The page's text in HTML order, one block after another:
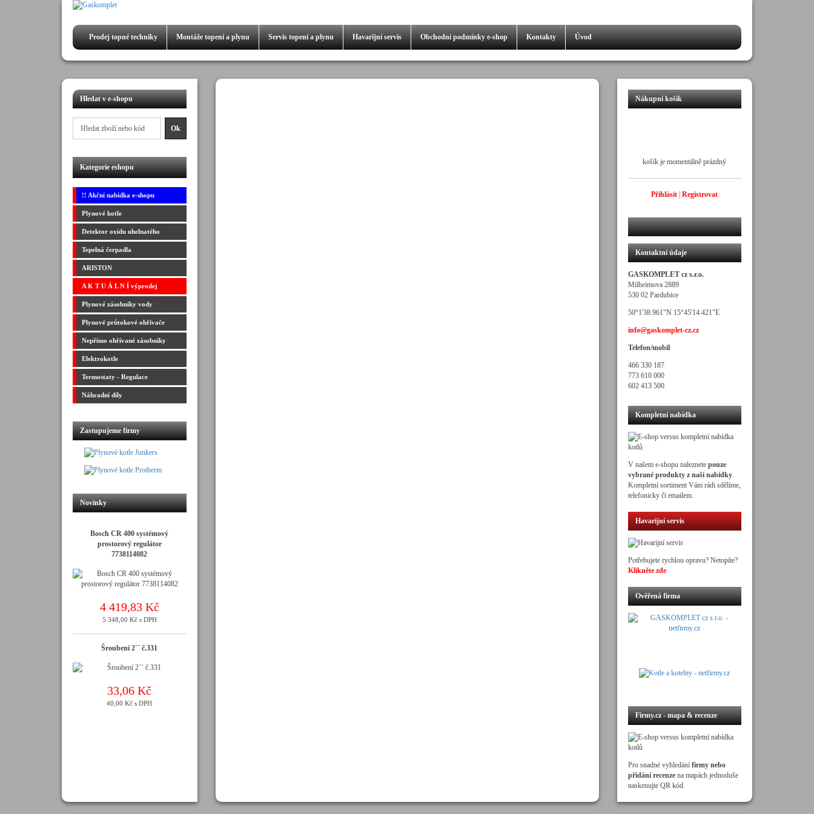
košík je momentálně prázdný
Přihlásit |Registrovat
Prodej topné techniky Montáže topení a plynu Servis topení a plynu Havarijní servis Obchodní podmínky e-shop Kontakty Úvod
Hledat v e-shopu
Kategorie eshopu
!! Akční nabídka e-shopu
Plynové kotle
Detektor oxidu uhelnatého
Tepelná čerpadla
ARISTON
A K T U Á L N Í výprodej
Plynové zásobníky vody
Plynové průtokové ohřívače
Nepřímo ohřívané zásobníky
Elektrokotle
Termostaty - Regulace
Náhradní díly
Zastupujeme firmy
Novinky
Bosch CR 400 systémový
prostorový regulátor
7738114082
4 419,83 Kč
5 348,00 Kč s DPH
Šroubení 2´´ č.331
33,06 Kč
40,00 Kč s DPH
Nákupní košík
Kontaktní údaje
GASKOMPLET cz s.r.o.
Milheimova 2889
530 02 Pardubice
50°1'38.961"N 15°45'14.421"E
info@gaskomplet-cz.cz
Telefon/mobil
466 330 187
773 610 000
602 413 500
Kompletní nabídka
V našem e-shopu naleznete pouze
vybrané produkty z naší nabídky.
Kompletní sortiment Vám rádi sdělíme,
telefonicky či emailem.
Havarijní servis
Potřebujete rychlou opravu? Netopíte?
Klikněte zde
Ověřená firma
Firmy.cz - mapa & recenze
Pro snadné vyhledání firmy nebo
přidání recenzena mapách jednoduše
naskenujte QR kód.